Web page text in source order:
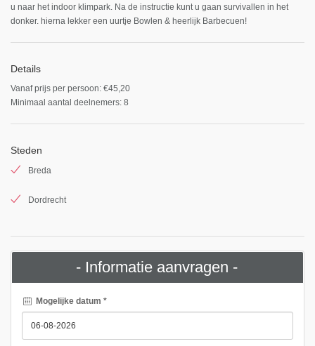
u naar het indoor klimpark. Na de instructie kunt u gaan survivallen in het
donker. hierna lekker een uurtje Bowlen & heerlijk Barbecuen!
Details
Vanaf prijs per persoon: €45,20
Minimaal aantal deelnemers: 8
Steden
Breda
Dordrecht
- Informatie aanvragen -
Mogelijke datum *